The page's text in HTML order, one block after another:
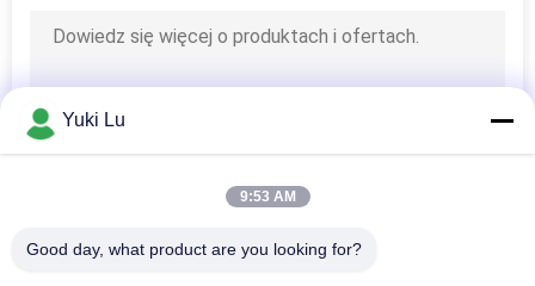
Yuki Lu
9:53 AM
Good day, what product are you looking for?